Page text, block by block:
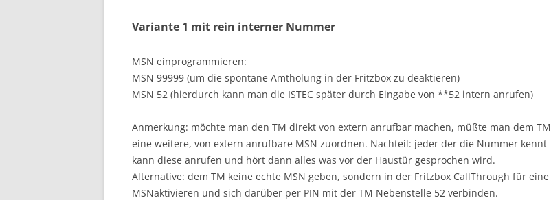
Variante 1 mit rein interner Nummer
MSN einprogrammieren:
MSN 99999 (um die spontane Amtholung in der Fritzbox zu deaktieren)
MSN 52 (hierdurch kann man die ISTEC später durch Eingabe von **52 intern anrufen)
Anmerkung: möchte man den TM direkt von extern anrufbar machen, müßte man dem TM
eine weitere, von extern anrufbare MSN zuordnen. Nachteil: jeder der die Nummer kennt
kann diese anrufen und hört dann alles was vor der Haustür gesprochen wird.
Alternative: dem TM keine echte MSN geben, sondern in der Fritzbox CallThrough für eine
MSNaktivieren und sich darüber per PIN mit der TM Nebenstelle 52 verbinden.